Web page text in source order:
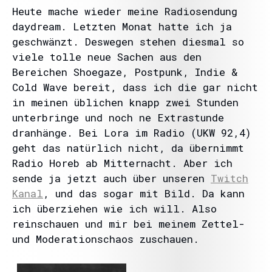
Heute mache wieder meine Radiosendung
daydream. Letzten Monat hatte ich ja
geschwänzt. Deswegen stehen diesmal so
viele tolle neue Sachen aus den
Bereichen Shoegaze, Postpunk, Indie &
Cold Wave bereit, dass ich die gar nicht
in meinen üblichen knapp zwei Stunden
unterbringe und noch ne Extrastunde
dranhänge. Bei Lora im Radio (UKW 92,4)
geht das natürlich nicht, da übernimmt
Radio Horeb ab Mitternacht. Aber ich
sende ja jetzt auch über unseren Twitch
Kanal , und das sogar mit Bild. Da kann
ich überziehen wie ich will. Also
reinschauen und mir bei meinem Zettel-
und Moderationschaos zuschauen.